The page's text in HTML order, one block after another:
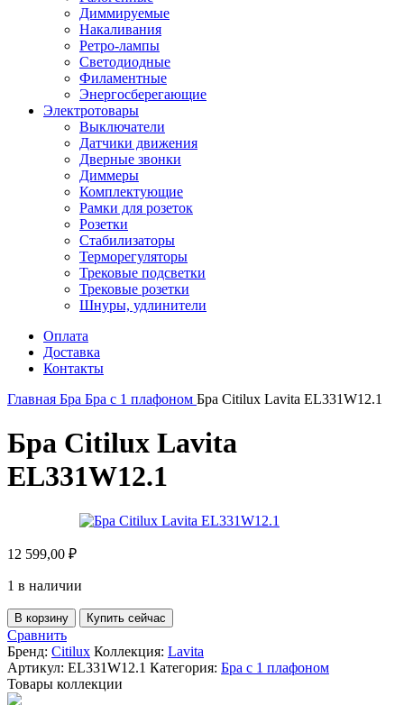
Диммируемые
Накаливания
Ретро-лампы
Светодиодные
Филаментные
Энергосберегающие
Электротовары
Выключатели
Датчики движения
Дверные звонки
Диммеры
Комплектующие
Рамки для розеток
Розетки
Стабилизаторы
Терморегуляторы
Трековые подсветки
Трековые розетки
Шнуры, удлинители
Оплата
Доставка
Контакты
Главная Бра Бра с 1 плафоном Бра Citilux Lavita EL331W12.1
Бра Citilux Lavita
EL331W12.1
12 599,00 ₽
1 в наличии
Количество
товара
Бра
Citilux
Lavita
EL331W12.1
В корзину Купить сейчас
Сравнить
Бренд: Citilux Коллекция: Lavita
Артикул: EL331W12.1 Категория: Бра с 1 плафоном
Товары коллекции